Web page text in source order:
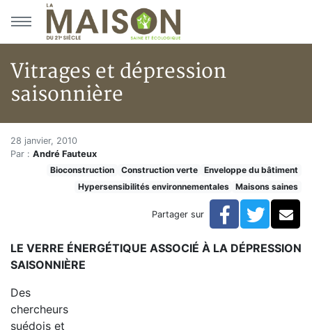
Aller au menu principal
Aller au contenu principal
Vitrages et dépression
saisonnière
Accueil
Articles
Maisons saines
Hypersensibilités environnementales
Vitrages et dépression saisonnière
Vitrages et dépression
28 janvier, 2010
Par : André Fauteux
Bioconstruction
Construction verte
Enveloppe du bâtiment
Hypersensibilités environnementales
Maisons saines
Partager sur Facebook
LE VERRE ÉNERGÉTIQUE ASSOCIÉ À LA DÉPRESSION
SAISONNIÈRE
Des
chercheurs
suédois et